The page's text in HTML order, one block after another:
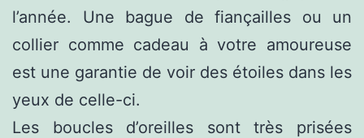
l’année. Une bague de fiançailles ou un
collier comme cadeau à votre amoureuse
est une garantie de voir des étoiles dans les
yeux de celle-ci.
Les boucles d’oreilles sont très prisées